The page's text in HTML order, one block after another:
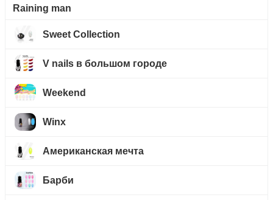
Raining man
Sweet Collection
V nails в большом городе
Weekend
Winx
Американская мечта
Барби